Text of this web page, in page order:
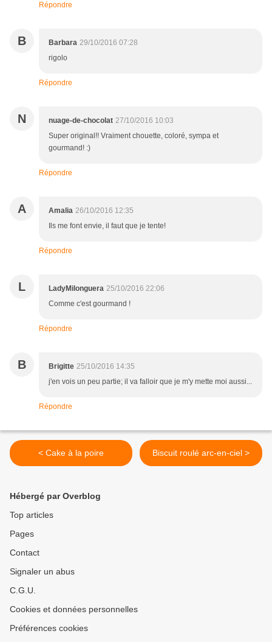
Répondre
B Barbara 29/10/2016 07:28
rigolo
Répondre
N nuage-de-chocolat 27/10/2016 10:03
Super original!! Vraiment chouette, coloré, sympa et
gourmand! :)
Répondre
A Amalia 26/10/2016 12:35
Ils me font envie, il faut que je tente!
Répondre
L LadyMilonguera 25/10/2016 22:06
Comme c'est gourmand !
Répondre
B Brigitte 25/10/2016 14:35
j'en vois un peu partie; il va falloir que je m'y mette moi aussi...
Répondre
< Cake à la poire Biscuit roulé arc-en-ciel >
Hébergé par Overblog
Top articles
Pages
Contact
Signaler un abus
C.G.U.
Cookies et données personnelles
Préférences cookies